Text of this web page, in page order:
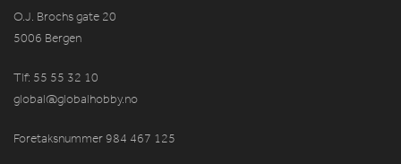
O.J. Brochs gate 20
5006 Bergen
Tlf: 55 55 32 10
global@globalhobby.no
Foretaksnummer 984 467 125